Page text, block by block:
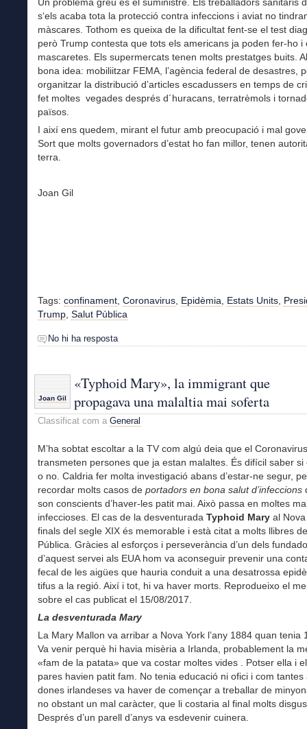
s‘els acaba tota la protecció contra infeccions i aviat no
màscares. Tothom es queixa de la dificultat fent-se el test
però Trump contesta que tots els americans ja poden fer-ho i
mascaretes. Els supermercats tenen molts prestatges buits.
bona idea: mobiliitzar FEMA, l’agència federal de desastres,
organitzar la distribució d’articles escadussers en temps de
fet moltes vegades després d´huracans, terratrèmols i
països.
I així ens quedem, mirant el futur amb preocupació i mal
Sort que molts governadors d’estat ho fan millor, tenen
terra.
Joan Gil
Tags: confinament Coronavirus Epidèmia Estats Units
Trump Salut Pública
No hi ha resposta
Joan Gil
«Typhoid Mary», la immigrant que
propagava una malaltia mai soferta
Classificat com a General
M’ha sobtat escoltar a la TV com algú deia que el
transmeten persones que ja estan malaltes. És difícil saber si
o no. Caldria fer molta investigació abans d’estar-ne segur,
recordar molts casos de portadors en bona salut d’infeccions
son conscients d’haver-les patit mai. Això passa en moltes
infeccioses. El cas de la desventurada Typhoid Mary al
finals del segle XIX és memorable i està citat a molts llibres
Pública. Gràcies al esforços i perseverància d’un dels
d’aquest servei als EUA hom va aconseguir prevenir una
fecal de les aigües que hauria conduit a una desatrossa
tifus a la regió. Així i tot, hi va haver morts. Reprodueixo el
sobre el cas publicat el 15/08/2017.
La desventurada Mary
La Mary Mallon va arribar a Nova York l’any 1884 quan tenia
Va venir perquè hi havia misèria a Irlanda, probablement la
«fam de la patata» que va costar moltes vides . Potser ella i
pares havien patit fam. No tenia educació ni ofici i com tantes
dones irlandeses va haver de començar a treballar de
no obstant un mal caràcter, que li costaria al final molts
Després d’un parell d’anys va esdevenir cuinera.